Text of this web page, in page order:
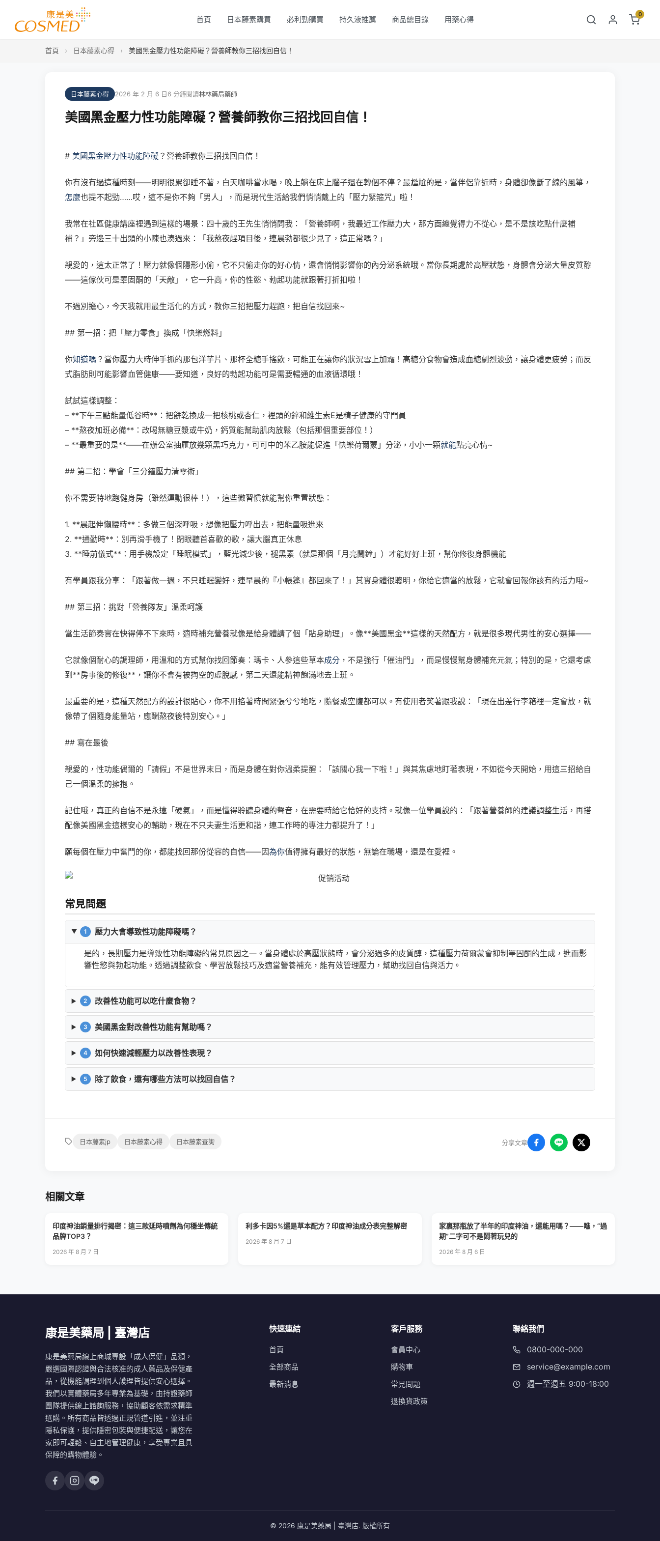
首頁 日本藤素購買 必利勁購買 持久液推薦 商品總目錄 用藥心得
0
首頁 › 日本藤素心得 › 美國黑金壓力性功能障礙？營養師教你三招找回自信！
日本藤素心得 2026 年 2 月 6 日6 分鐘閱讀林林藥局藥師
美國黑金壓力性功能障礙？營養師教你三招找回自信！
# 美國黑金壓力性功能障礙 ？營養師教你三招找回自信！
你有沒有過這種時刻——明明很累卻睡不著，白天咖啡當水喝，晚上躺在床上腦子還在轉個不停？最尷尬的是，當伴侶靠近時，身體卻像斷了線的風箏，
怎麼也提不起勁……哎，這不是你不夠「男人」，而是現代生活給我們悄悄戴上的「壓力緊箍咒」啦！
我常在社區健康講座裡遇到這樣的場景：四十歲的王先生悄悄問我：「營養師啊，我最近工作壓力大，那方面總覺得力不從心，是不是該吃點什麼補
補？」旁邊三十出頭的小陳也湊過來：「我熬夜趕項目後，連晨勃都很少見了，這正常嗎？」
親愛的，這太正常了！壓力就像個隱形小偷，它不只偷走你的好心情，還會悄悄影響你的內分泌系統哦。當你長期處於高壓狀態，身體會分泌大量皮質醇
——這傢伙可是睪固酮的「天敵」，它一升高，你的性慾、勃起功能就跟著打折扣啦！
不過別擔心，今天我就用最生活化的方式，教你三招把壓力趕跑，把自信找回來~
## 第一招：把「壓力零食」換成「快樂燃料」
你知道嗎 ？當你壓力大時伸手抓的那包洋芋片、那杯全糖手搖飲，可能正在讓你的狀況雪上加霜！高糖分食物會造成血糖劇烈波動，讓身體更疲勞；而反
式脂肪則可能影響血管健康——要知道，良好的勃起功能可是需要暢通的血液循環哦！
試試這樣調整：
– **下午三點能量低谷時**：把餅乾換成一把核桃或杏仁，裡頭的鋅和維生素E是精子健康的守門員
– **熬夜加班必備**：改喝無糖豆漿或牛奶，鈣質能幫助肌肉放鬆（包括那個重要部位！）
– **最重要的是**——在辦公室抽屜放幾顆黑巧克力，可可中的苯乙胺能促進「快樂荷爾蒙」分泌，小小一顆就能點亮心情~
## 第二招：學會「三分鐘壓力清零術」
你不需要特地跑健身房（雖然運動很棒！），這些微習慣就能幫你重置狀態：
1. **晨起伸懶腰時**：多做三個深呼吸，想像把壓力呼出去，把能量吸進來
2. **通勤時**：別再滑手機了！閉眼聽首喜歡的歌，讓大腦真正休息
3. **睡前儀式**：用手機設定「睡眠模式」，藍光減少後，褪黑素（就是那個「月亮鬧鐘」）才能好好上班，幫你修復身體機能
有學員跟我分享：「跟著做一週，不只睡眠變好，連早晨的『小帳篷』都回來了！」其實身體很聰明，你給它適當的放鬆，它就會回報你該有的活力哦~
## 第三招：挑對「營養隊友」溫柔呵護
當生活節奏實在快得停不下來時，適時補充營養就像是給身體請了個「貼身助理」。像**美國黑金**這樣的天然配方，就是很多現代男性的安心選擇——
它就像個耐心的調理師，用溫和的方式幫你找回節奏：瑪卡、人參這些草本成分 ，不是強行「催油門」，而是慢慢幫身體補充元氣；特別的是，它還考慮
到**房事後的修復**，讓你不會有被掏空的虛脫感，第二天還能精神飽滿地去上班。
最重要的是，這種天然配方的設計很貼心，你不用掐著時間緊張兮兮地吃，隨餐或空腹都可以。有使用者笑著跟我說：「現在出差行李箱裡一定會放，就
像帶了個隨身能量站，應酬熬夜後特別安心。」
## 寫在最後
親愛的，性功能偶爾的「請假」不是世界末日，而是身體在對你溫柔提醒：「該關心我一下啦！」與其焦慮地盯著表現，不如從今天開始，用這三招給自
己一個溫柔的擁抱。
記住哦，真正的自信不是永遠「硬氣」，而是懂得聆聽身體的聲音，在需要時給它恰好的支持。就像一位學員說的：「跟著營養師的建議調整生活，再搭
配像美國黑金這樣安心的輔助，現在不只夫妻生活更和諧，連工作時的專注力都提升了！」
願每個在壓力中奮鬥的你，都能找回那份從容的自信——因為你值得擁有最好的狀態，無論在職場，還是在愛裡。
常見問題
1 壓力大會導致性功能障礙嗎？
是的，長期壓力是導致性功能障礙的常見原因之一。當身體處於高壓狀態時，會分泌過多的皮質醇，這種壓力荷爾蒙會抑制睪固酮的生成，進而影
響性慾與勃起功能。透過調整飲食、學習放鬆技巧及適當營養補充，能有效管理壓力，幫助找回自信與活力。
2 改善性功能可以吃什麼食物？
3 美國黑金對改善性功能有幫助嗎？
4 如何快速減輕壓力以改善性表現？
5 除了飲食，還有哪些方法可以找回自信？
日本藤素jp 日本藤素心得 日本藤素查詢 分享文章
相關文章
印度神油銷量排行揭密：這三款延時噴劑為何穩坐傳統
品牌TOP3？
2026 年 8 月 7 日
利多卡因5%還是草本配方？印度神油成分表完整解密
2026 年 8 月 7 日
家裏那瓶放了半年的印度神油，還能用嗎？——瞧，“過
期”二字可不是鬧著玩兒的
2026 年 8 月 6 日
康是美藥局 | 臺灣店
康是美藥局線上商城專設「成人保健」品類，
嚴選國際認證與合法核准的成人藥品及保健產
品，從機能調理到個人護理皆提供安心選擇。
我們以實體藥局多年專業為基礎，由持證藥師
團隊提供線上諮詢服務，協助顧客依需求精準
選購。所有商品皆透過正規管道引進，並注重
隱私保護，提供隱密包裝與便捷配送，讓您在
家即可輕鬆、自主地管理健康，享受專業且具
保障的購物體驗。
快速連結
首頁
全部商品
最新消息
客戶服務
會員中心
購物車
常見問題
退換貨政策
聯絡我們
0800-000-000
service@example.com
週一至週五 9:00-18:00
© 2026 康是美藥局 | 臺灣店. 版權所有